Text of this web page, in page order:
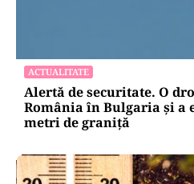
ACTUALITATE
Alertă de securitate. O
România în Bulgaria şi a
metri de graniţă